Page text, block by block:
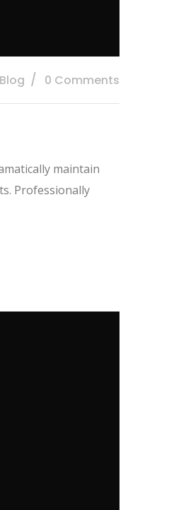
0 Comments
maintain
Professionally